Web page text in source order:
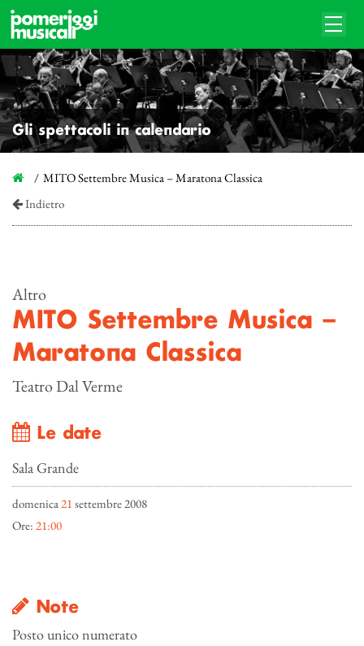
Gli spettacoli in calendario
MITO Settembre Musica – Maratona Classica
Indietro
Altro
MITO Settembre Musica –
Maratona Classica
Teatro Dal Verme
Le date
Sala Grande
domenica21 settembre 2008
Ore: 21:00
Note
Posto unico numerato